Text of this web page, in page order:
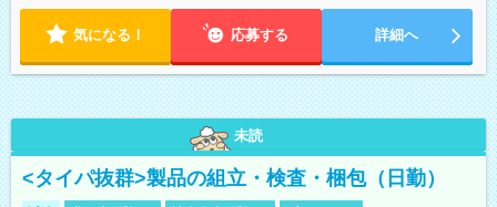
気になる！ 応募する 詳細へ
未読
<タイパ抜群>製品の組立・検査・梱包（日勤）